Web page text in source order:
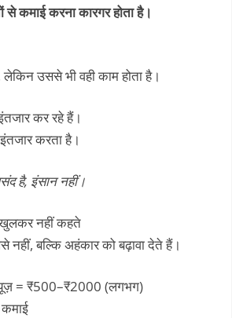
कमाई करना कारगर होता है।
लेकिन उससे भी वही काम होता है।
कर रहे हैं।
इंतजार करता है।
है, इंसान नहीं।
खुलकर नहीं कहते
नहीं, बल्कि अहंकार को बढ़ावा देते हैं।
व्यूज़ = ₹500–₹2000 (लगभग)
कमाई